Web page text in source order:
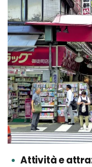
Attività e